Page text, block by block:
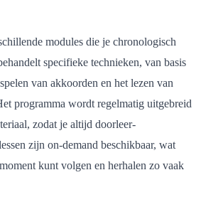
modules die je chronologisch
specifieke technieken, van basis
van akkoorden en het lezen van
programma wordt regelmatig uitgebreid
zodat je altijd doorleer-
zijn on-demand beschikbaar, wat
kunt volgen en herhalen zo vaak